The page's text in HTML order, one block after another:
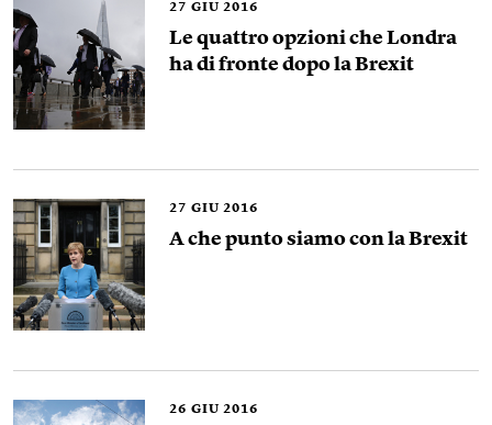
27 GIU 2016
Le quattro opzioni che Londra
ha di fronte dopo la Brexit
27 GIU 2016
A che punto siamo con la Brexit
26 GIU 2016